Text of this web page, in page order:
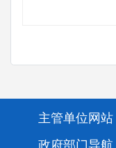
主管单位网站
政府部门导航